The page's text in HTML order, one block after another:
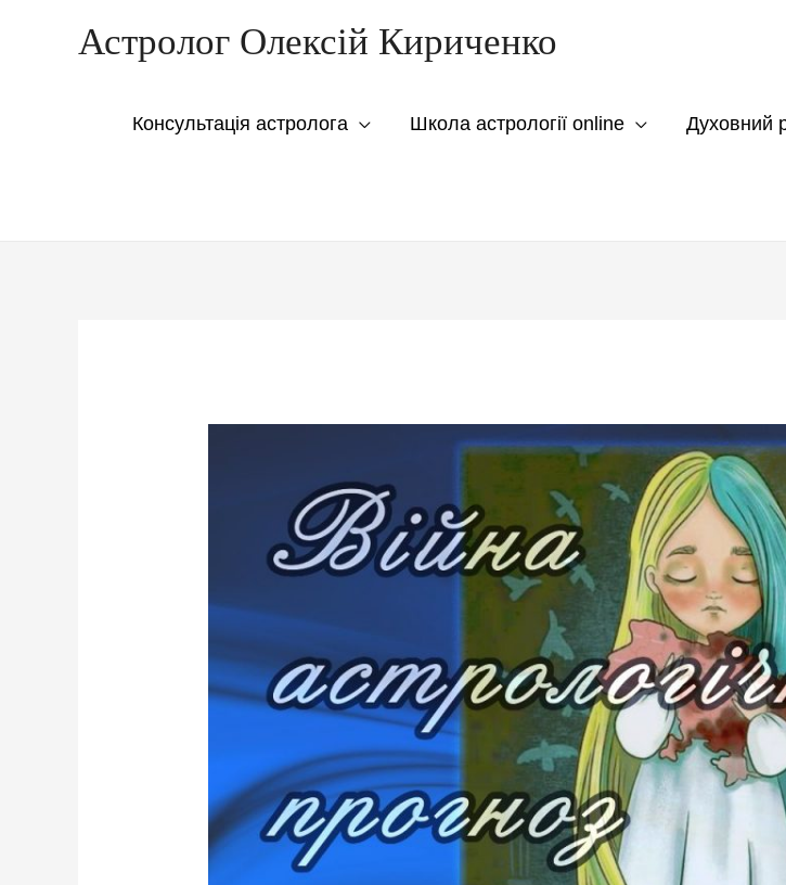
Астролог Олексій Кириченко
Консультація астролога Школа астрології online Духовний